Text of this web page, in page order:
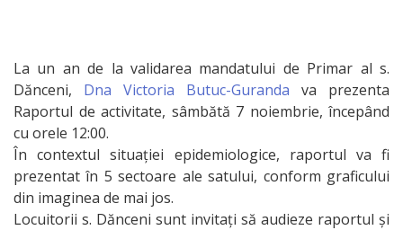
Echipa
primăriei
Control
intern
managerial
La un an de la validarea mandatului de Primar al s.
Dănceni, Dna Victoria Butuc-Guranda va prezenta
Raportul de activitate, sâmbătă 7 noiembrie, începând
cu orele 12:00.
În contextul situației epidemiologice, raportul va fi
prezentat în 5 sectoare ale satului, conform graficului
din imaginea de mai jos.
Locuitorii s. Dănceni sunt invitați să audieze raportul și